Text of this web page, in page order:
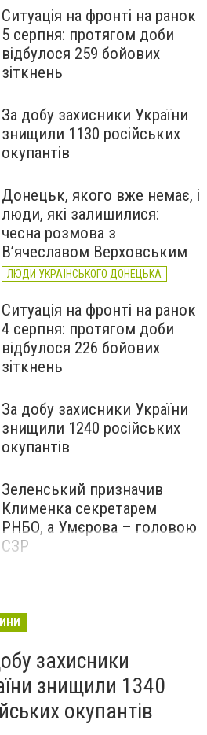
Ситуація на фронті на ранок
5 серпня: протягом доби
відбулося 259 бойових
зіткнень
За добу захисники України
знищили 1130 російських
окупантів
Донецьк, якого вже немає, і
люди, які залишилися:
чесна розмова з
В’ячеславом Верховським
ЛЮДИ УКРАЇНСЬКОГО ДОНЕЦЬКА
Ситуація на фронті на ранок
4 серпня: протягом доби
відбулося 226 бойових
зіткнень
За добу захисники України
знищили 1240 російських
окупантів
Зеленський призначив
Клименка секретарем
РНБО, а Умєрова – головою
СЗР
захисники
знищили 1340
окупантів